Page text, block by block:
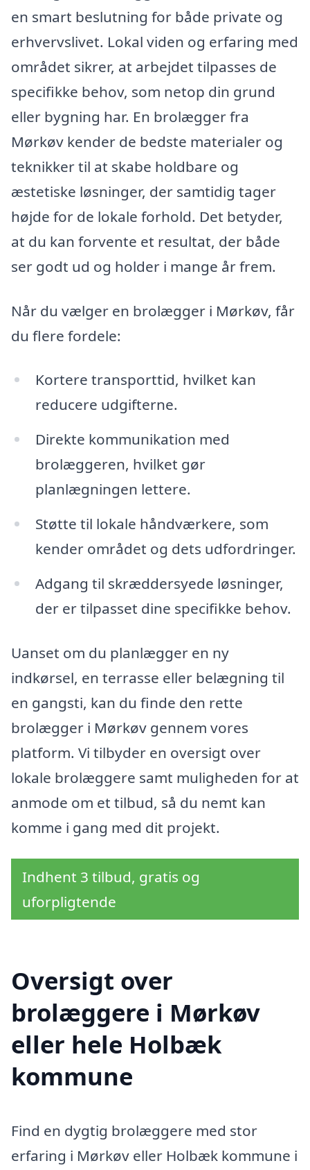
en smart beslutning for både private og
erhvervslivet. Lokal viden og erfaring med
området sikrer, at arbejdet tilpasses de
specifikke behov, som netop din grund
eller bygning har. En brolægger fra
Mørkøv kender de bedste materialer og
teknikker til at skabe holdbare og
æstetiske løsninger, der samtidig tager
højde for de lokale forhold. Det betyder,
at du kan forvente et resultat, der både
ser godt ud og holder i mange år frem.
Når du vælger en brolægger i Mørkøv, får
du flere fordele:
Kortere transporttid, hvilket kan
reducere udgifterne.
Direkte kommunikation med
brolæggeren, hvilket gør
planlægningen lettere.
Støtte til lokale håndværkere, som
kender området og dets udfordringer.
Adgang til skræddersyede løsninger,
der er tilpasset dine specifikke behov.
Uanset om du planlægger en ny
indkørsel, en terrasse eller belægning til
en gangsti, kan du finde den rette
brolægger i Mørkøv gennem vores
platform. Vi tilbyder en oversigt over
lokale brolæggere samt muligheden for at
anmode om et tilbud, så du nemt kan
komme i gang med dit projekt.
Indhent 3 tilbud, gratis og
uforpligtende
Oversigt over
brolæggere i Mørkøv
eller hele Holbæk
kommune
Find en dygtig brolæggere med stor
erfaring i Mørkøv eller Holbæk kommune i